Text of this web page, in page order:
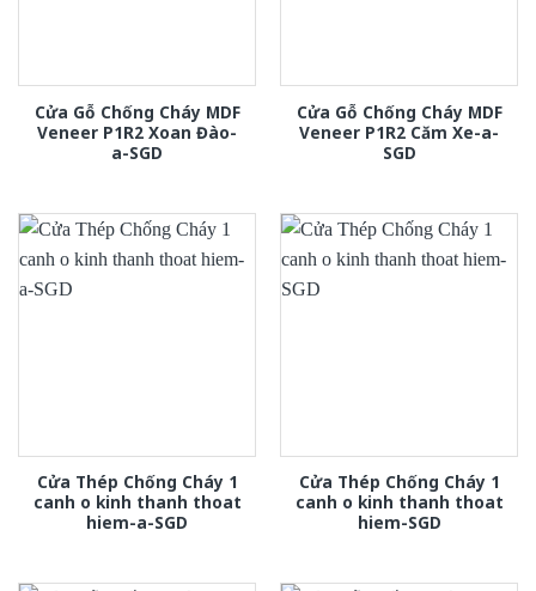
Cửa Gỗ Chống Cháy MDF
Veneer P1R2 Xoan Đào-
a-SGD
Cửa Gỗ Chống Cháy MDF
Veneer P1R2 Căm Xe-a-
SGD
Cửa Thép Chống Cháy 1
canh o kinh thanh thoat
hiem-a-SGD
Cửa Thép Chống Cháy 1
canh o kinh thanh thoat
hiem-SGD